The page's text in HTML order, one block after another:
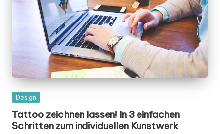
Posted
Design
Tattoo zeichnen lassen! In 3 einfachen
Schritten zum individuellen Kunstwerk